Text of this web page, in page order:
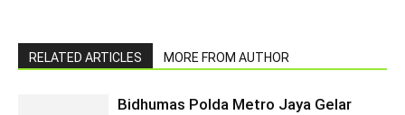
RELATED ARTICLES MORE FROM AUTHOR
Bidhumas Polda Metro Jaya Gelar